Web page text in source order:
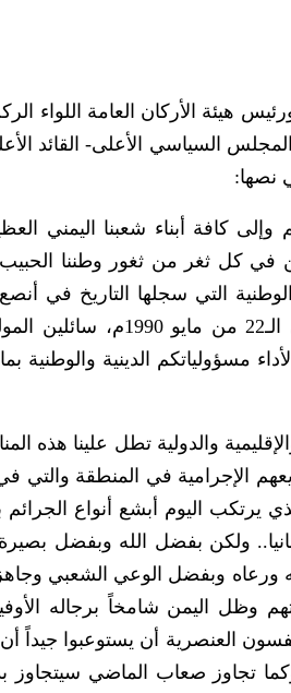
هيئة الأركان العامة اللواء
السياسي الأعلى- القائد
كافة أبناء شعبنا اليمني
في كل ثغر من ثغور وطننا
للوحدة اليمنية هذا الحدث التاريخي
مسؤولياتكم الدينية
والدولية تطل علينا هذه
الإجرامية في المنطقة
يرتكب اليوم أبشع أنواع
ولكن بفضل الله وبفضل بصيرة
ورعاه وبفضل الوعي الشعبي
اليمن شامخاً برجاله
العنصرية أن يستوعبوا
تجاوز صعاب الماضي سيتجاوز